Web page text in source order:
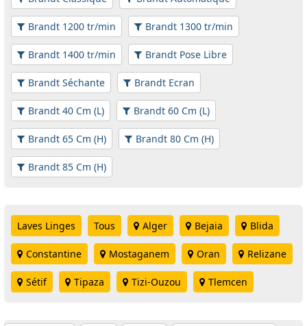
Brandt 1200 tr/min Brandt 1300 tr/min
Brandt 1400 tr/min Brandt Pose Libre
Brandt Séchante Brandt Ecran
Brandt 40 Cm (L) Brandt 60 Cm (L)
Brandt 65 Cm (H) Brandt 80 Cm (H)
Brandt 85 Cm (H)
Laves Linges Tous Alger Bejaia Blida
Constantine Mostaganem Oran Relizane
Sétif Tipaza Tizi-Ouzou Tlemcen